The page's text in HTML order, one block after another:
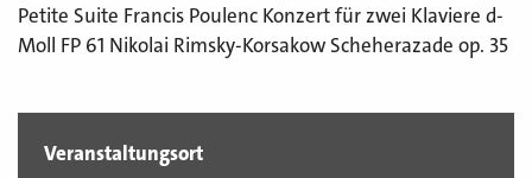
Petite Suite Francis Poulenc Konzert für zwei Klaviere d-
Moll FP 61 Nikolai Rimsky-Korsakow Scheherazade op. 35
Veranstaltungsort